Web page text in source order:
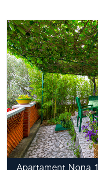
Apartament Nona 1